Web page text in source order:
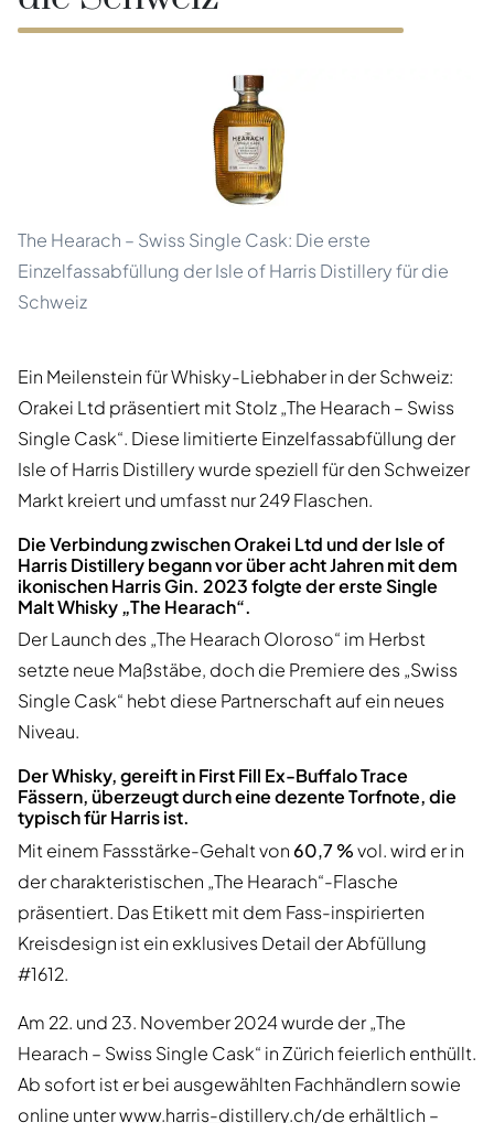
The Hearach – Swiss Single Cask: Die erste
Einzelfassabfüllung der Isle of Harris Distillery für die
Schweiz
Ein Meilenstein für Whisky-Liebhaber in der Schweiz:
Orakei Ltd präsentiert mit Stolz „The Hearach – Swiss
Single Cask“. Diese limitierte Einzelfassabfüllung der
Isle of Harris Distillery wurde speziell für den Schweizer
Markt kreiert und umfasst nur 249 Flaschen.
Die Verbindung zwischen Orakei Ltd und der Isle of
Harris Distillery begann vor über acht Jahren mit dem
ikonischen Harris Gin. 2023 folgte der erste Single
Malt Whisky „The Hearach“.
Der Launch des „The Hearach Oloroso“ im Herbst
setzte neue Maßstäbe, doch die Premiere des „Swiss
Single Cask“ hebt diese Partnerschaft auf ein neues
Niveau.
Der Whisky, gereift in First Fill Ex-Buffalo Trace
Fässern, überzeugt durch eine dezente Torfnote, die
typisch für Harris ist.
Mit einem Fassstärke-Gehalt von 60,7 %vol. wird er in
der charakteristischen „The Hearach“-Flasche
präsentiert. Das Etikett mit dem Fass-inspirierten
Kreisdesign ist ein exklusives Detail der Abfüllung
#1612.
Am 22. und 23. November 2024 wurde der „The
Hearach – Swiss Single Cask“ in Zürich feierlich enthüllt.
Ab sofort ist er bei ausgewählten Fachhändlern sowie
online unterwww.harris-distillery.ch/de erhältlich –